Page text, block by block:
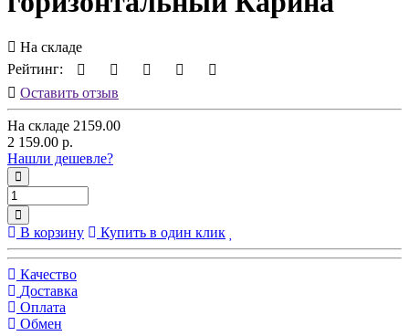
На складе
Рейтинг:
Оставить отзыв
На складе 2159.00
2 159.00 р.
Нашли дешевле?
В корзину Купить в один клик
Качество
Доставка
Оплата
Обмен